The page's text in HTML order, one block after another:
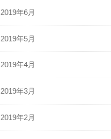
2019年6月
2019年5月
2019年4月
2019年3月
2019年2月